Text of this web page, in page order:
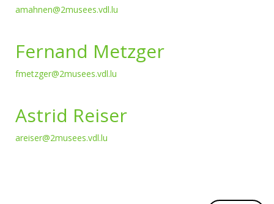
amahnen@2musees.vdl.lu
Fernand Metzger
fmetzger@2musees.vdl.lu
Astrid Reiser
areiser@2musees.vdl.lu